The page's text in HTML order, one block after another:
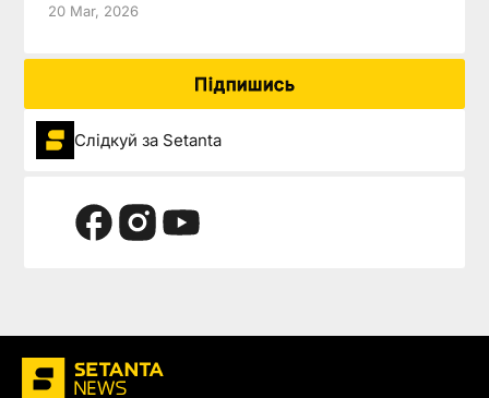
20 Mar, 2026
Підпишись
Слідкуй за Setanta